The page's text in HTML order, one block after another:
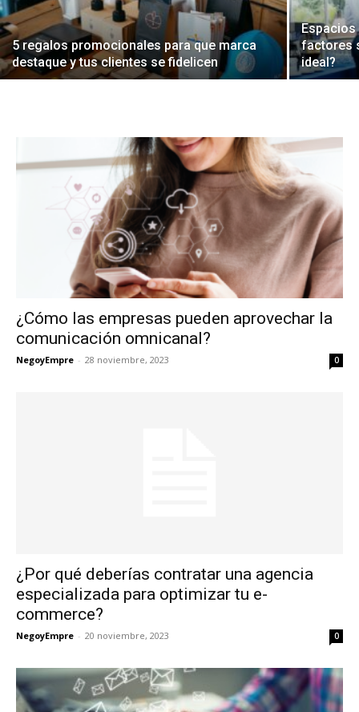
5 regalos promocionales para que marca
destaque y tus clientes se fidelicen
Espacios
factores
ideal?
¿Cómo las empresas pueden aprovechar la
comunicación omnicanal?
NegoyEmpre - 28 noviembre, 2023 0
¿Por qué deberías contratar una agencia
especializada para optimizar tu e-
commerce?
NegoyEmpre - 20 noviembre, 2023 0